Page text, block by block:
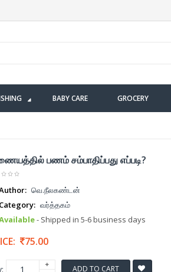
BABY CARE GROCERY
பணம் சம்பாதிப்பது எப்படி?
வெ.நீலகண்டன்
Category: வர்த்தகம்
- Shipped in 5-6 business days
75.00
ADD TO CART